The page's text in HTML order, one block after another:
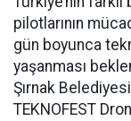
pilotlarının
gün boyunca
yaşanması
Şırnak
TEKNOFEST